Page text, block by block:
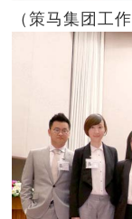
（策马集团工